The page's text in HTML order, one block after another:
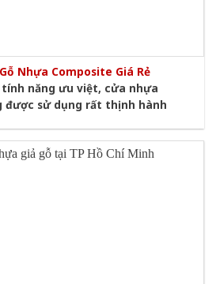
Nhựa Composite Giá Rẻ
năng ưu việt, cửa nhựa
được sử dụng rất thịnh hành